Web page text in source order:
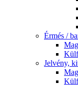
Érmés /
Jelvény,